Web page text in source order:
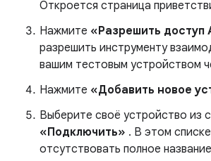
Откроется страница
Нажмите «Разрешить доступ
разрешить инструменту
вашим тестовым устройством
Нажмите «Добавить новое
Выберите своё устройство из
«Подключить» . В этом
отсутствовать полное